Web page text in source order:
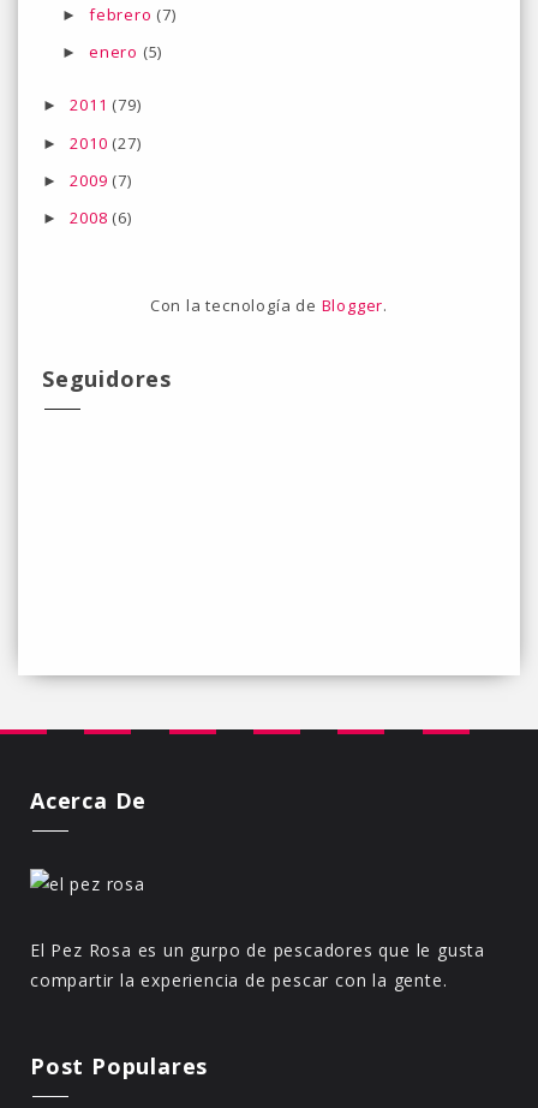
► febrero (7)
► enero (5)
►2011 (79)
►2010 (27)
►2009 (7)
►2008 (6)
Con la tecnología de Blogger.
Seguidores
Acerca De
El Pez Rosa es un gurpo de pescadores que le gusta
compartir la experiencia de pescar con la gente.
Post Populares